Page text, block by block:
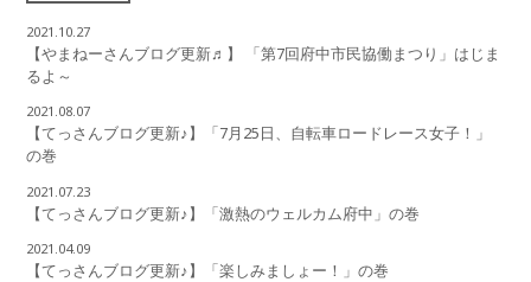
2021.10.27
【やまねーさんブログ更新♬】 「第7回府中市民協働まつり」はじま
るよ～
2021.08.07
【てっさんブログ更新♪】「7月25日、自転車ロードレース女子！」
の巻
2021.07.23
【てっさんブログ更新♪】「激熱のウェルカム府中」の巻
2021.04.09
【てっさんブログ更新♪】「楽しみましょー！」の巻